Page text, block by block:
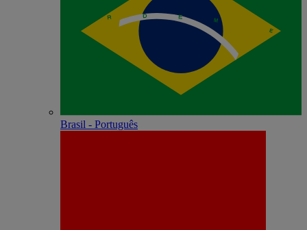
Brasil - Português